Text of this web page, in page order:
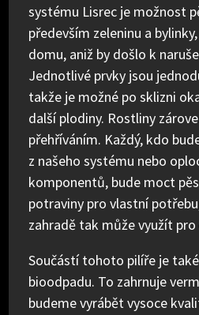
systému Lisrec je možnost
především zeleninu a
domu, aniž by došlo k
Jednotlivé prvky jsou
takže je možné po sklizni
další plodiny. Rostliny
přehříváním. Každý, kdo
z našeho systému nebo
komponentů, bude moct
potraviny pro vlastní
zahradě tak může využít pro
Součástí tohoto pilíře je
bioodpadu. To zahrnuje
budeme vyrábět vysoce